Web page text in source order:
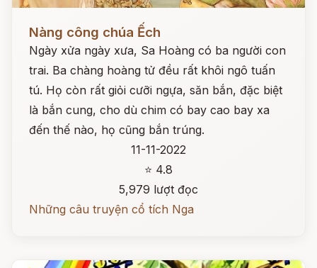
Nàng công chúa Ếch
Ngày xửa ngày xưa, Sa Hoàng có ba người con
trai. Ba chàng hoàng tử đều rất khôi ngô tuấn
tú. Họ còn rất giỏi cưỡi ngựa, săn bắn, đặc biệt
là bắn cung, cho dù chim có bay cao bay xa
đến thế nào, họ cũng bắn trúng.
11-11-2022
⭐ 4.8
5,979 lượt đọc
Những câu truyện cổ tích Nga